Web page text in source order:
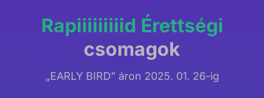
Rapiiiiiiiiid Érettségi
csomagok
„EARLY BIRD” áron 2025. 01. 26-ig